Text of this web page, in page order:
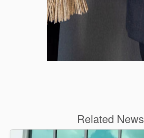
Related News